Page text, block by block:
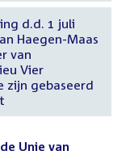
d.d. 1 juli
Haegen-Maas
van
Vier
zijn gebaseerd
Unie van